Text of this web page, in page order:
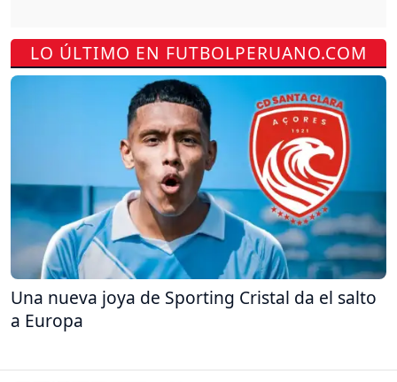
LO ÚLTIMO EN FUTBOLPERUANO.COM
Una nueva joya de Sporting Cristal da el salto
a Europa